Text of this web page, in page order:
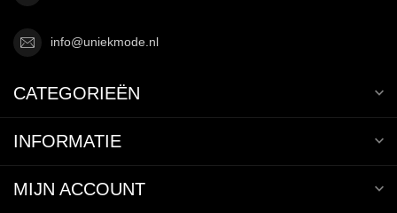
info@uniekmode.nl
CATEGORIEËN
INFORMATIE
MIJN ACCOUNT